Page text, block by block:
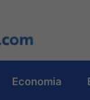
Economia